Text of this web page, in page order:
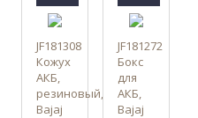
JF181308
Кожух
АКБ,
резиновый,
Bajaj
JF181272
Бокс
для
АКБ,
Bajaj